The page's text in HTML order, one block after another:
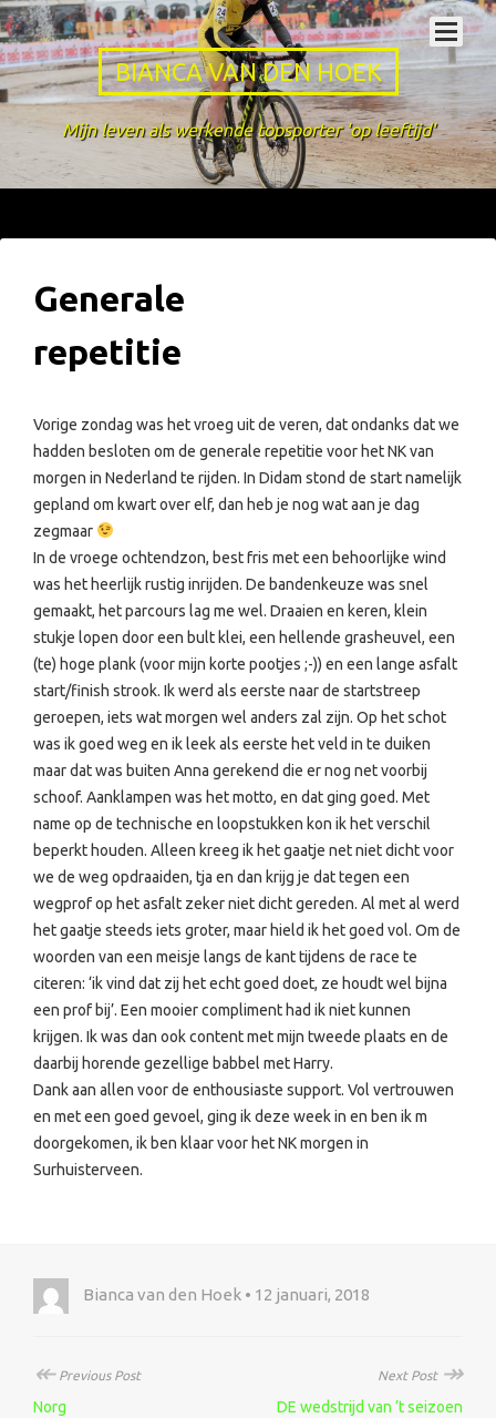
BIANCA VAN DEN HOEK
Mijn leven als werkende topsporter 'op leeftijd'
Generale
repetitie
Vorige zondag was het vroeg uit de veren, dat ondanks dat we
hadden besloten om de generale repetitie voor het NK van
morgen in Nederland te rijden. In Didam stond de start namelijk
gepland om kwart over elf, dan heb je nog wat aan je dag
zegmaar
In de vroege ochtendzon, best fris met een behoorlijke wind
was het heerlijk rustig inrijden. De bandenkeuze was snel
gemaakt, het parcours lag me wel. Draaien en keren, klein
stukje lopen door een bult klei, een hellende grasheuvel, een
(te) hoge plank (voor mijn korte pootjes ;-)) en een lange asfalt
start/finish strook. Ik werd als eerste naar de startstreep
geroepen, iets wat morgen wel anders zal zijn. Op het schot
was ik goed weg en ik leek als eerste het veld in te duiken
maar dat was buiten Anna gerekend die er nog net voorbij
schoof. Aanklampen was het motto, en dat ging goed. Met
name op de technische en loopstukken kon ik het verschil
beperkt houden. Alleen kreeg ik het gaatje net niet dicht voor
we de weg opdraaiden, tja en dan krijg je dat tegen een
wegprof op het asfalt zeker niet dicht gereden. Al met al werd
het gaatje steeds iets groter, maar hield ik het goed vol. Om de
woorden van een meisje langs de kant tijdens de race te
citeren: ‘ik vind dat zij het echt goed doet, ze houdt wel bijna
een prof bij’. Een mooier compliment had ik niet kunnen
krijgen. Ik was dan ook content met mijn tweede plaats en de
daarbij horende gezellige babbel met Harry.
Dank aan allen voor de enthousiaste support. Vol vertrouwen
en met een goed gevoel, ging ik deze week in en ben ik m
doorgekomen, ik ben klaar voor het NK morgen in
Surhuisterveen.
Bianca van den Hoek • 12 januari, 2018
↞Previous Post
Norg
Next Post ↠
DE wedstrijd van ’t seizoen